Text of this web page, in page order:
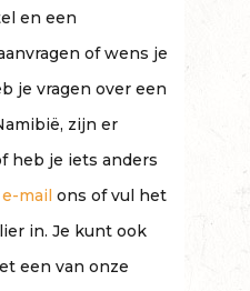
en een
of wens je
je vragen over een
zijn er
heb je iets anders
e-mail ons of vul het
in. Je kunt ook
een van onze